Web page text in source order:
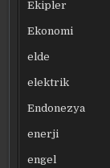
Ekipler
Ekonomi
elde
elektrik
Endonezya
enerji
engel